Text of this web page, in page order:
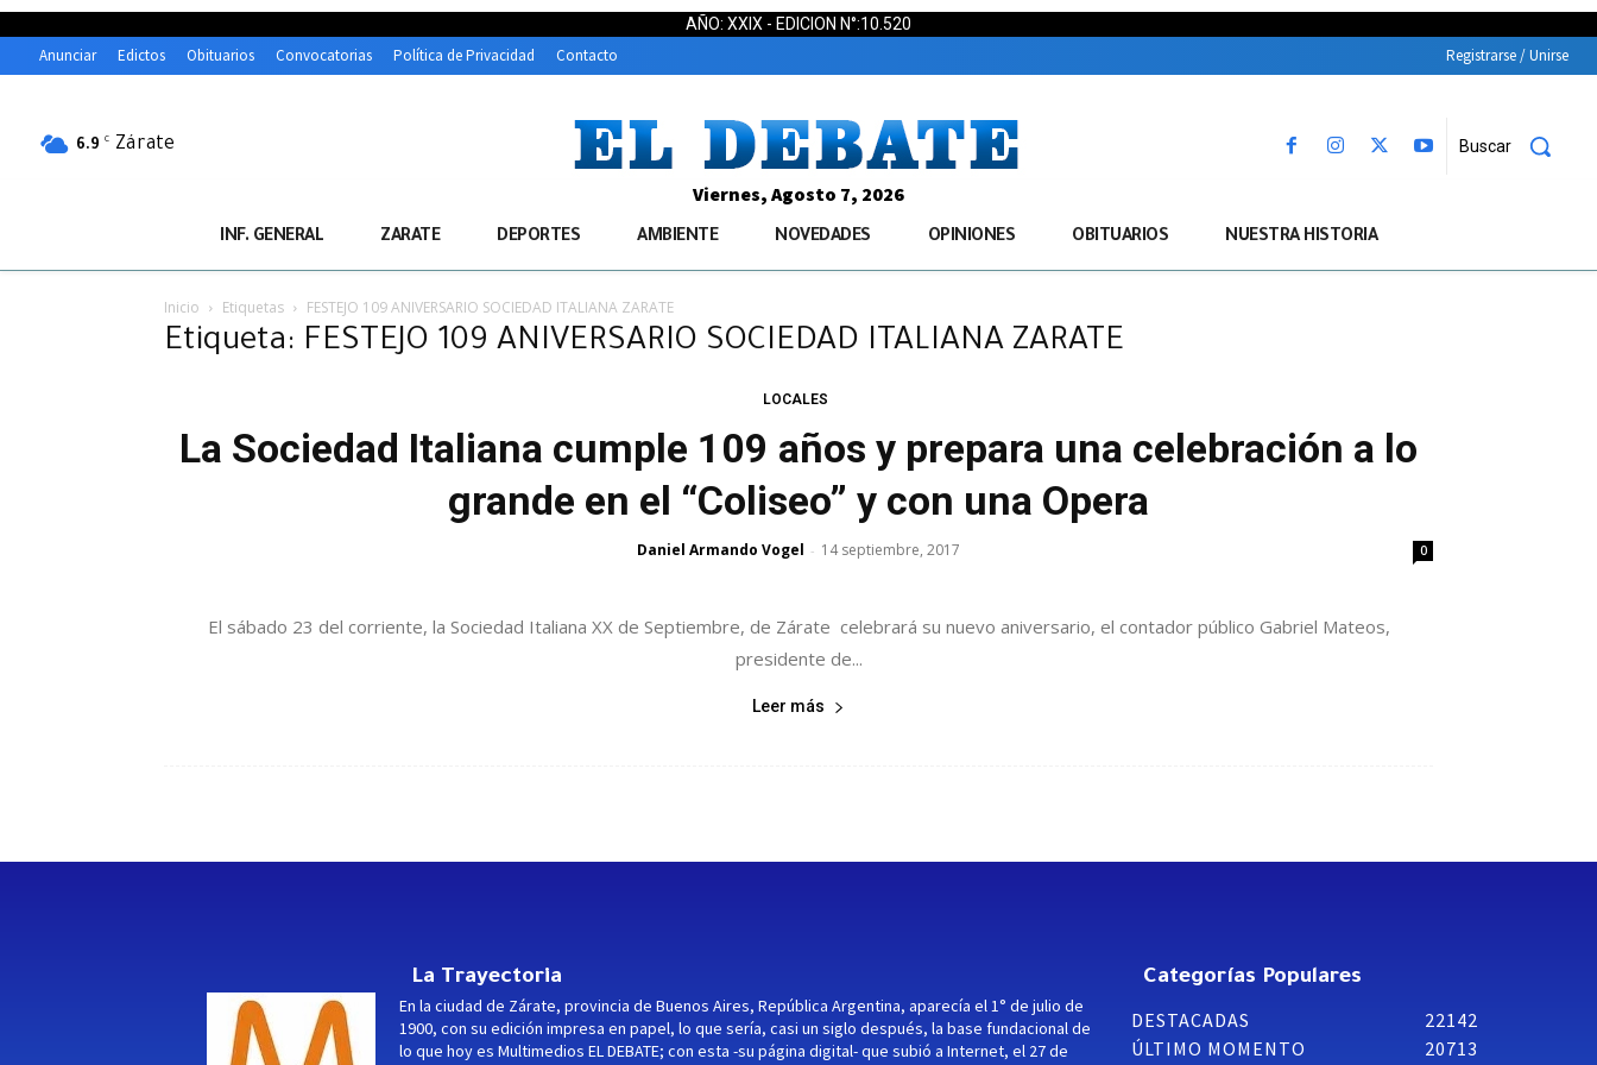
AÑO: XXIX - EDICION N°:10.520
Anunciar Edictos Obituarios Convocatorias Política de Privacidad Contacto Registrarse / Unirse
6.9 C Zárate Buscar
Viernes, Agosto 7, 2026
INF. GENERAL ZARATE DEPORTES AMBIENTE NOVEDADES OPINIONES OBITUARIOS NUESTRA HISTORIA
Inicio Etiquetas FESTEJO 109 ANIVERSARIO SOCIEDAD ITALIANA ZARATE
Etiqueta: FESTEJO 109 ANIVERSARIO SOCIEDAD ITALIANA ZARATE
LOCALES
La Sociedad Italiana cumple 109 años y prepara una celebración a lo
grande en el “Coliseo” y con una Opera
Daniel Armando Vogel - 14 septiembre, 2017 0
El sábado 23 del corriente, la Sociedad Italiana XX de Septiembre, de Zárate celebrará su nuevo aniversario, el contador público Gabriel Mateos,
presidente de...
Leer más
La Trayectoria
En la ciudad de Zárate, provincia de Buenos Aires, República Argentina, aparecía el 1° de julio de
1900, con su edición impresa en papel, lo que sería, casi un siglo después, la base fundacional de
lo que hoy es Multimedios EL DEBATE; con esta -su página digital- que subió a Internet, el 27 de
Categorías Populares
DESTACADAS
22142
ÚLTIMO MOMENTO
20713